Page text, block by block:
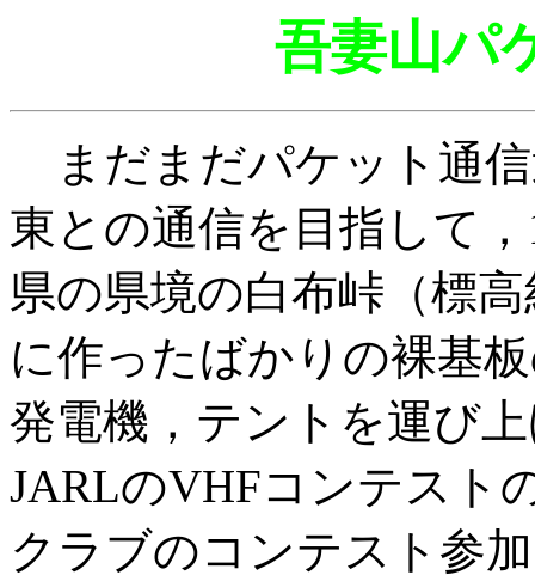
吾妻山パ
まだまだパケット通
東との通信を目指して
県の県境の白布峠（標
に作ったばかりの裸基
発電機，テントを運び
JARLのVHFコンテスト
クラブのコンテスト参